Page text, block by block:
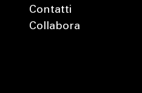
Contatti
Collabora